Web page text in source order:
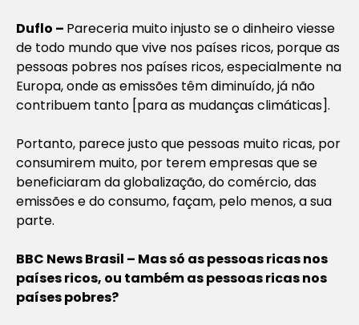
Duflo – Pareceria muito injusto se o dinheiro viesse
de todo mundo que vive nos países ricos, porque as
pessoas pobres nos países ricos, especialmente na
Europa, onde as emissões têm diminuído, já não
contribuem tanto [para as mudanças climáticas].
Portanto, parece justo que pessoas muito ricas, por
consumirem muito, por terem empresas que se
beneficiaram da globalização, do comércio, das
emissões e do consumo, façam, pelo menos, a sua
parte.
BBC News Brasil – Mas só as pessoas ricas nos
países ricos, ou também as pessoas ricas nos
países pobres?